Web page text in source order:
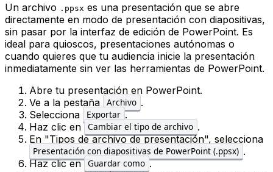
Un archivo .ppsx es una presentación que se abre
directamente en modo de presentación con diapositivas,
sin pasar por la interfaz de edición de PowerPoint. Es
ideal para quioscos, presentaciones autónomas o
cuando quieres que tu audiencia inicie la presentación
inmediatamente sin ver las herramientas de PowerPoint.
Abre tu presentación en PowerPoint.
Ve a la pestaña
Archivo .
Selecciona
Exportar .
Haz clic en Cambiar el tipo de archivo .
En "Tipos de archivo de presentación", selecciona
Presentación con diapositivas de PowerPoint (.ppsx) .
Haz clic en Guardar como .